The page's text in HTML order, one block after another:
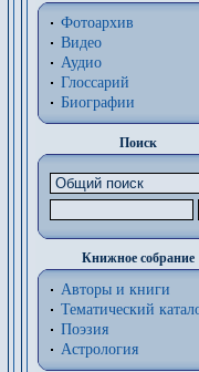
Фотоархив
Видео
Аудио
Глоссарий
Биографии
Поиск
Книжное собрание
Авторы и книги
Тематический
Поэзия
Астрология